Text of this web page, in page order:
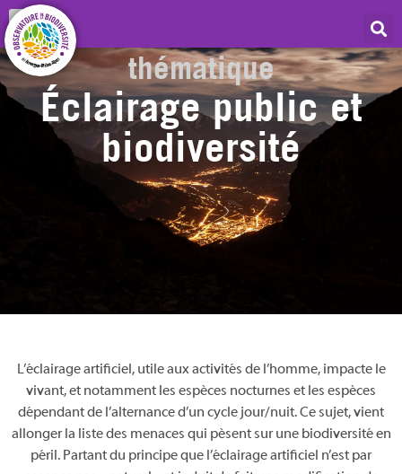
Centre de Ressources
thématique
Éclairage public et
biodiversité
L’éclairage artificiel, utile aux activités de l’homme, impacte le
vivant, et notamment les espèces nocturnes et les espèces
dépendant de l’alternance d’un cycle jour/nuit. Ce sujet, vient
allonger la liste des menaces qui pèsent sur une biodiversité en
péril. Partant du principe que l’éclairage artificiel n’est par